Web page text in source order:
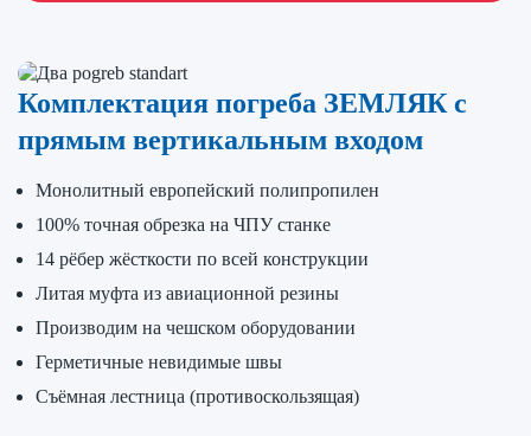
Комплектация погреба ЗЕМЛЯК с
прямым вертикальным входом
Монолитный европейский полипропилен
100% точная обрезка на ЧПУ станке
14 рёбер жёсткости по всей конструкции
Литая муфта из авиационной резины
Производим на чешском оборудовании
Герметичные невидимые швы
Съёмная лестница (противоскользящая)